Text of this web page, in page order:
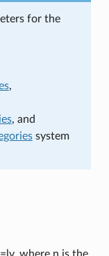
for the
,
, and
system